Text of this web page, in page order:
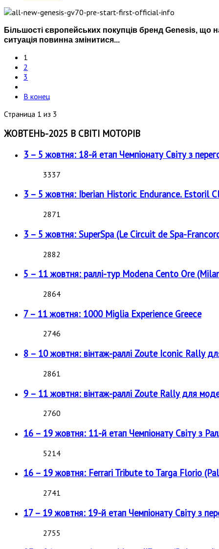
Більшості європейських покупців бренд Genesis, що
ситуація повинна змінитися...
1
2
3
В конец
Страница 1 из 3
ЖОВТЕНЬ-2025 В СВІТІ МОТОРІВ
3 – 5 жовтня: 18-й етап Чемпіонату Світу з
3337
3 – 5 жовтня: Iberian Historic Endurance. Estoril
2871
3 – 5 жовтня: SuperSpa (Le Circuit de Spa-
2882
5 – 11 жовтня: раллі-тур Modena Cento Ore
2864
7 – 11 жовтня: 1000 Miglia Experience Greece
2746
8 – 10 жовтня: вінтаж-раллі Zoute Iconic Rally
2861
9 – 11 жовтня: вінтаж-раллі Zoute Rally для
2760
16 – 19 жовтня: 11-й етап Чемпіонату Світу з
5214
16 – 19 жовтня: Ferrari Tribute to Targa Florio
2741
17 – 19 жовтня: 19-й етап Чемпіонату Світу з
2755